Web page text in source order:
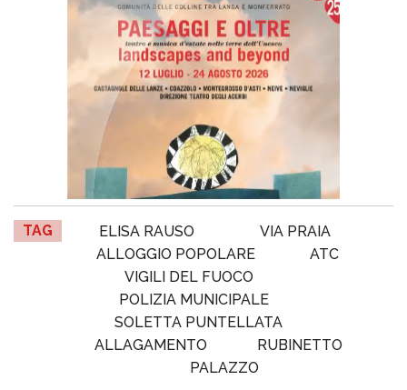
TAG ELISA RAUSO
VIA PRAIA
ALLOGGIO POPOLARE
ATC
VIGILI DEL FUOCO
POLIZIA MUNICIPALE
SOLETTA PUNTELLATA
ALLAGAMENTO
RUBINETTO
PALAZZO